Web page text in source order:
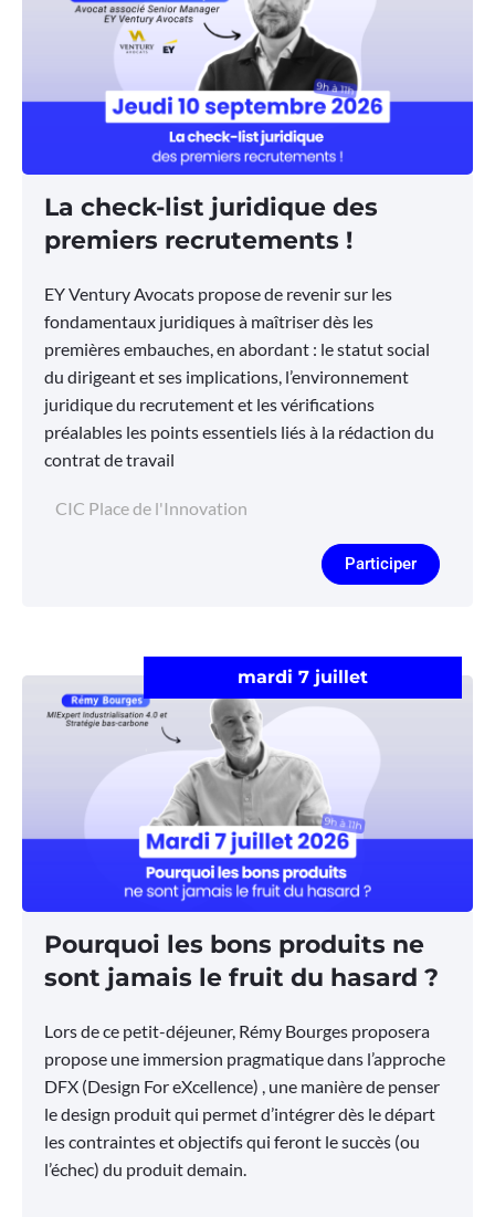
La check-list juridique des
premiers recrutements !
EY Ventury Avocats propose de revenir sur les
fondamentaux juridiques à maîtriser dès les
premières embauches, en abordant : le statut social
du dirigeant et ses implications, l’environnement
juridique du recrutement et les vérifications
préalables les points essentiels liés à la rédaction du
contrat de travail
CIC Place de l'Innovation
Participer
mardi 7 juillet
Pourquoi les bons produits ne
sont jamais le fruit du hasard ?
Lors de ce petit-déjeuner, Rémy Bourges proposera
propose une immersion pragmatique dans l’approche
DFX (Design For eXcellence) , une manière de penser
le design produit qui permet d’intégrer dès le départ
les contraintes et objectifs qui feront le succès (ou
l’échec) du produit demain.